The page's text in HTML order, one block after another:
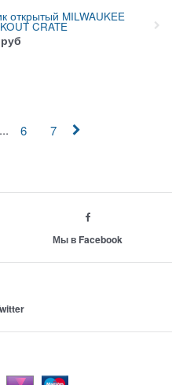
открытый MILWAUKEE
CRATE
руб
... 6 7
Мы в Facebook